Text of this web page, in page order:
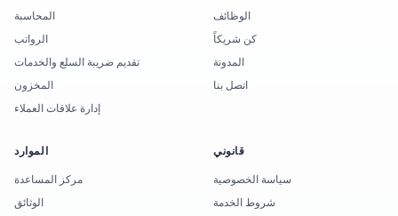
المحاسبة
الرواتب
تقديم ضريبة السلع والخدمات
المخزون
إدارة علاقات العملاء
الوظائف
كن شريكاً
المدونة
اتصل بنا
الموارد
مركز المساعدة
الوثائق
قانوني
سياسة الخصوصية
شروط الخدمة